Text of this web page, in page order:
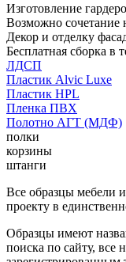
Изготовление
Возможно сочетание
Декор и отделку
Бесплатная сборка в
ЛДСП
Пластик Alvic Luxe
Пластик HPL
Пленка ПВХ
Полотно АГТ (МДФ)
полки
корзины
штанги
Все образцы мебели
проекту в
Образцы имеют
поиска по сайту, все